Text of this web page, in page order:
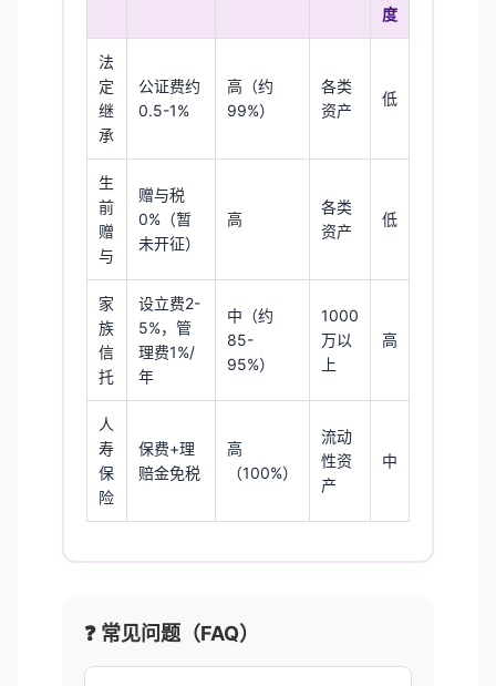
度
法
定
继
承
公证费约
0.5-1%
高（约
99%）
各类
资产
低
生
前
赠
与
赠与税
0%（暂
未开征）
高
各类
资产
低
家
族
信
托
设立费2-
5%，管
理费1%/
年
中（约
85-
95%）
1000
万以
上
高
人
寿
保
险
保费+理
赔金免税
高
（100%）
流动
性资
产
中
❓ 常见问题（FAQ）